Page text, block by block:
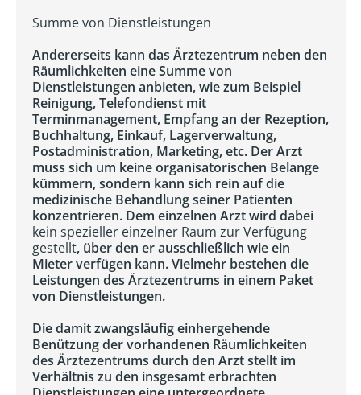
Summe von Dienstleistungen
Andererseits kann das Ärztezentrum neben den
Räumlichkeiten eine Summe von
Dienstleistungen anbieten, wie zum Beispiel
Reinigung, Telefondienst mit
Terminmanagement, Empfang an der Rezeption,
Buchhaltung, Einkauf, Lagerverwaltung,
Postadministration, Marketing, etc. Der Arzt
muss sich um keine organisatorischen Belange
kümmern, sondern kann sich rein auf die
medizinische Behandlung seiner Patienten
konzentrieren. Dem einzelnen Arzt wird dabei
kein spezieller einzelner Raum zur Verfügung
gestellt, über den er ausschließlich wie ein
Mieter verfügen kann. Vielmehr bestehen die
Leistungen des Ärztezentrums in einem Paket
von Dienstleistungen.
Die damit zwangsläufig einhergehende
Benützung der vorhandenen Räumlichkeiten
des Ärztezentrums durch den Arzt stellt im
Verhältnis zu den insgesamt erbrachten